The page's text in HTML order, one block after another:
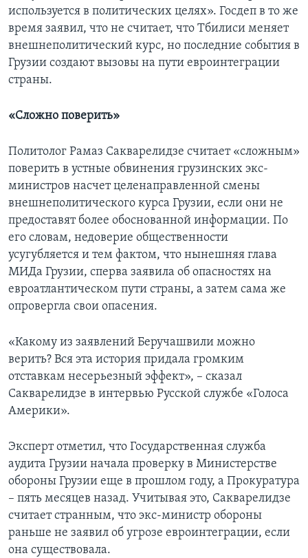
используется в политических целях». Госдеп в то же
время заявил, что не считает, что Тбилиси меняет
внешнеполитический курс, но последние события в
Грузии создают вызовы на пути евроинтеграции
страны.
«Сложно поверить»
Политолог Рамаз Сакварелидзе считает «сложным»
поверить в устные обвинения грузинских экс-
министров насчет целенаправленной смены
внешнеполитического курса Грузии, если они не
предоставят более обоснованной информации. По
его словам, недоверие общественности
усугубляется и тем фактом, что нынешняя глава
МИДа Грузии, сперва заявила об опасностях на
евроатлантическом пути страны, а затем сама же
опровергла свои опасения.
«Какому из заявлений Беручашвили можно
верить? Вся эта история придала громким
отставкам несерьезный эффект», – сказал
Сакварелидзе в интервью Русской службе «Голоса
Америки».
Эксперт отметил, что Государственная служба
аудита Грузии начала проверку в Министерстве
обороны Грузии еще в прошлом году, а Прокуратура
– пять месяцев назад. Учитывая это, Сакварелидзе
считает странным, что экс-министр обороны
раньше не заявил об угрозе евроинтеграции, если
она существовала.